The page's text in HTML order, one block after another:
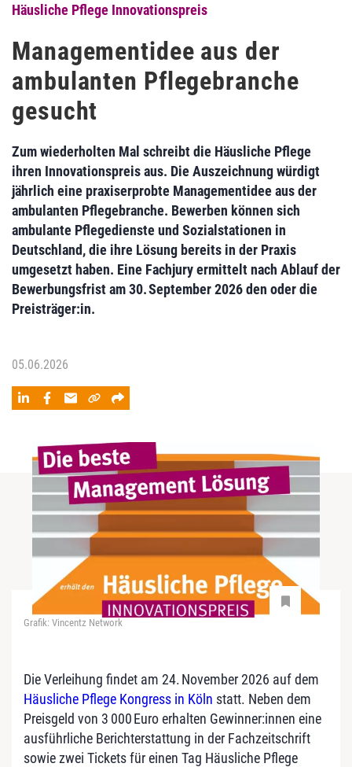
Häusliche Pflege Innovationspreis
Manage­mentidee aus der
ambulanten Pflegebranche
gesucht
Zum wiederholten Mal schreibt die Häusliche Pflege
ihren Innovationspreis aus. Die Auszeichnung würdigt
jährlich eine praxis­erprobte Manage­mentidee aus der
ambulanten Pflegebranche. Bewerben können sich
ambulante Pflegedienste und Sozialstationen in
Deutschland, die ihre Lösung bereits in der Praxis
umgesetzt haben. Eine Fachjury ermittelt nach Ablauf der
Bewerbungsfrist am 30. September 2026 den oder die
Preisträger:in.
05.06.2026
Grafik: Vincentz Network
Die Verleihung findet am 24. November 2026 auf dem
Häusliche Pflege Kongress in Köln statt. Neben dem
Preisgeld von 3 000 Euro erhalten Gewinner:innen eine
ausführliche Berichterstattung in der Fachzeitschrift
sowie zwei Tickets für einen Tag Häusliche Pflege